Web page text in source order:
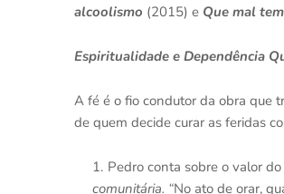
alcoolismo (2015) e Que mal
Espiritualidade e Dependência
A fé é o fio condutor da obra que
de quem decide curar as feridas
Pedro conta sobre o valor
comunitária. “No ato de orar,